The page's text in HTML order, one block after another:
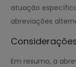
atuação
abreviações
Em resumo, a